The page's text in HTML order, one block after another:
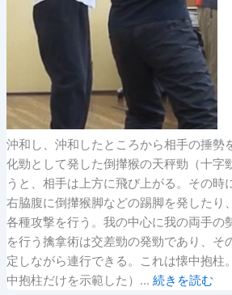
沖和し、沖和したところから相手の捶勢
化勁として発した倒攆猴の天秤勁（十字
うと、相手は上方に飛び上がる。その時
右脇腹に倒攆猴脚などの踢脚を発したり
各種攻撃を行う。我の中心に我の両手の
を行う擒拿術は交差勁の発勁であり、そ
定しながら連行できる。これは懐中抱柱
中抱柱だけを示範した）… 続きを読む